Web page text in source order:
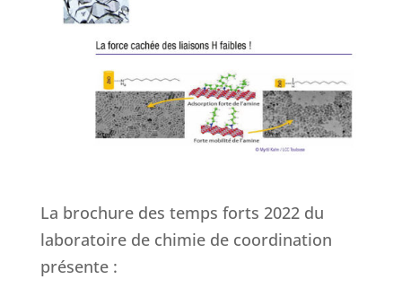
La brochure des temps forts 2022 du
laboratoire de chimie de coordination
présente :